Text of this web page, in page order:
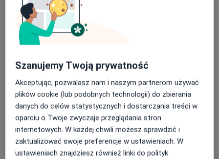
Doświadczenie zawodowe zdobywałam na oddziałach
psychiatrycznych całodobowych i dziennych, w
poradniach zdrowia psychicznego oraz w zespole
leczenia środowiskowego. Współpracowałam również
Oddziałem Psychosomatycznym w Białogardzie,
Oddziałem Leczenia Alkoholowych Zespołów
Abstynencyjnych (OLAZA) w Szpitalu Miejskim im.
Franciszka Raszei w Poznaniu,
Wojewódzkim Szpitalem dla Psychicznie i
Nerwowo Chorych „Dziekanka” w Gnieźnie,
Szanujemy Twoją prywatność
Akceptując, pozwalasz nam i naszym partnerom używać
plików cookie (lub podobnych technologii) do zbierania
danych do celów statystycznych i dostarczania treści w
oparciu o Twoje zwyczaje przeglądania stron
internetowych. W każdej chwili możesz sprawdzić i
zaktualizować swoje preferencje w ustawieniach. W
ustawieniach znajdziesz również linki do polityk